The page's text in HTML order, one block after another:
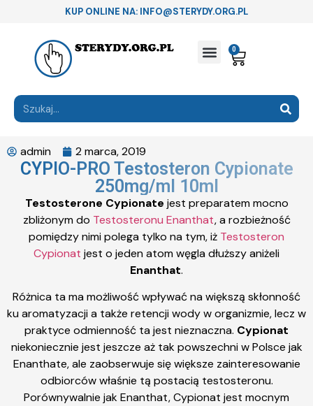
KUP ONLINE NA: INFO@STERYDY.ORG.PL
0
admin 2 marca, 2019
CYPIO-PRO Testosteron Cypionate
250mg/ml 10ml
Testosterone Cypionate jest preparatem mocno
zbliżonym do Testosteronu Enanthat, a rozbieżność
pomiędzy nimi polega tylko na tym, iż Testosteron
Cypionat jest o jeden atom węgla dłuższy aniżeli
Enanthat.
Różnica ta ma możliwość wpływać na większą skłonność
ku aromatyzacji a także retencji wody w organizmie, lecz w
praktyce odmienność ta jest nieznaczna. Cypionat
niekoniecznie jest jeszcze aż tak powszechni w Polsce jak
Enanthate, ale zaobserwuje się większe zainteresowanie
odbiorców właśnie tą postacią testosteronu.
Porównywalnie jak Enanthat, Cypionat jest mocnym